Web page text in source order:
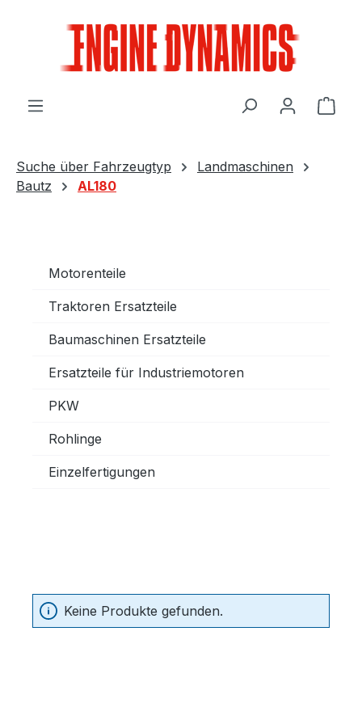
Suche über Fahrzeugtyp
Landmaschinen
Bautz
AL180
Motorenteile
Traktoren Ersatzteile
Baumaschinen Ersatzteile
Ersatzteile für Industriemotoren
PKW
Rohlinge
Einzelfertigungen
Keine Produkte gefunden.